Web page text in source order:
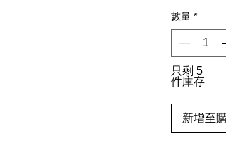
數量 *
只剩 5
件庫存
新增至購